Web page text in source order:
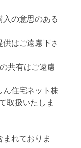
の意思のある
はご遠慮下さ
共有はご遠慮
ん住宅ネット株
取扱いたしま
れておりま